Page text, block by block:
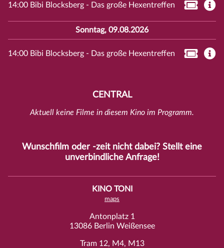
14:00 Bibi Blocksberg - Das große Hexentreffen
Sonntag, 09.08.2026
14:00 Bibi Blocksberg - Das große Hexentreffen
CENTRAL
Aktuell keine Filme in diesem Kino im Programm.
Wunschfilm oder -zeit nicht dabei? Stellt eine
unverbindliche Anfrage!
KINO TONI
maps
Antonplatz 1
13086 Berlin Weißensee
Tram 12, M4, M13